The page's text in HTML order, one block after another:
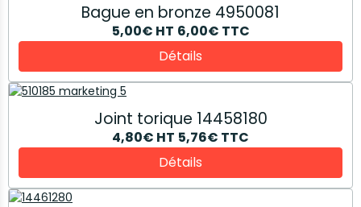
Bague en bronze 4950081
5,00€ HT 6,00€ TTC
Détails
Joint torique 14458180
4,80€ HT 5,76€ TTC
Détails